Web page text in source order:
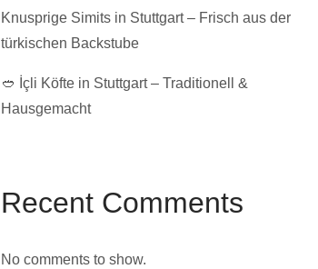
Knusprige Simits in Stuttgart – Frisch aus der
türkischen Backstube
🥙 İçli Köfte in Stuttgart – Traditionell &
Hausgemacht
Recent Comments
No comments to show.